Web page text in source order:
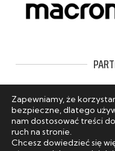
Zapewniamy, że
bezpieczne, dlatego
nam dostosować treści
ruch na stronie.
Chcesz dowiedzieć się